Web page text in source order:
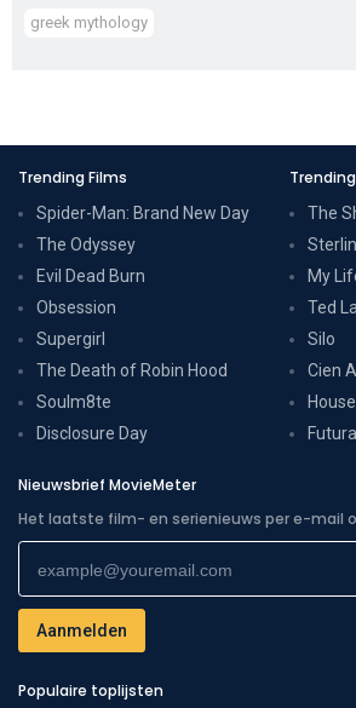
greek mythology
Trending Films
Spider-Man: Brand New Day
The Odyssey
Evil Dead Burn
Obsession
Supergirl
The Death of Robin Hood
Soulm8te
Disclosure Day
The
My
Ted
Silo
Cien
Nieuwsbrief MovieMeter
Het laatste film- en serienieuws per e-mail
Populaire toplijsten